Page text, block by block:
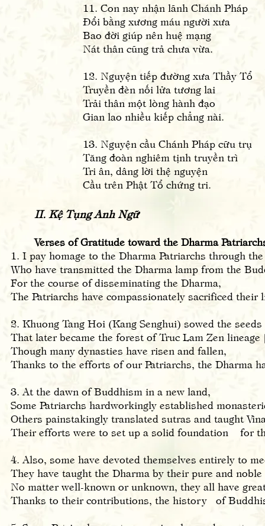
11. Con nay nhận lãnh Chánh Pháp
Đổi bằng xương máu người xưa
Bao đời giúp nên huệ mạng
Nát thân cũng trả chưa vừa.
12. Nguyện tiếp đường xưa Thầy Tổ
Truyền đèn nối lửa tương lai
Trải thân một lòng hành đạo
Gian lao nhiều kiếp chẳng nài.
13. Nguyện cầu Chánh Pháp cữu trụ
Tăng đoàn nghiêm tịnh truyền trì
Tri ân, dâng lời thệ nguyện
Cầu trên Phật Tổ chứng tri.
II. Kệ Tụng Anh Ngữ
Verses of Gratitude toward the Dharma
1. I pay homage to the Dharma Patriarchs through the
Who have transmitted the Dharma lamp from the
For the course of disseminating the Dharma,
The Patriarchs have compassionately sacrificed their
2. Khuong Tang Hoi (Kang Senghui) sowed the
That later became the forest of Truc Lam Zen
Though many dynasties have risen and fallen,
Thanks to the efforts of our Patriarchs, the Dharma
3. At the dawn of Buddhism in a new land,
Some Patriarchs hardworkingly established
Others painstakingly translated sutras and taught
Their efforts were to set up a solid foundation for
4. Also, some have devoted themselves entirely to
They have taught the Dharma by their pure and
No matter well-known or unknown, they all have
Thanks to their contributions, the history of